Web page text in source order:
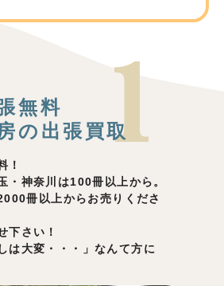
無料
の出張買取
！
・神奈川は100冊以上から。
冊以上からお売りくださ
下さい！
は大変・・・」なんて方に